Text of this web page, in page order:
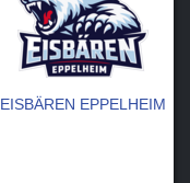
EISBÄREN EPPELHEIM